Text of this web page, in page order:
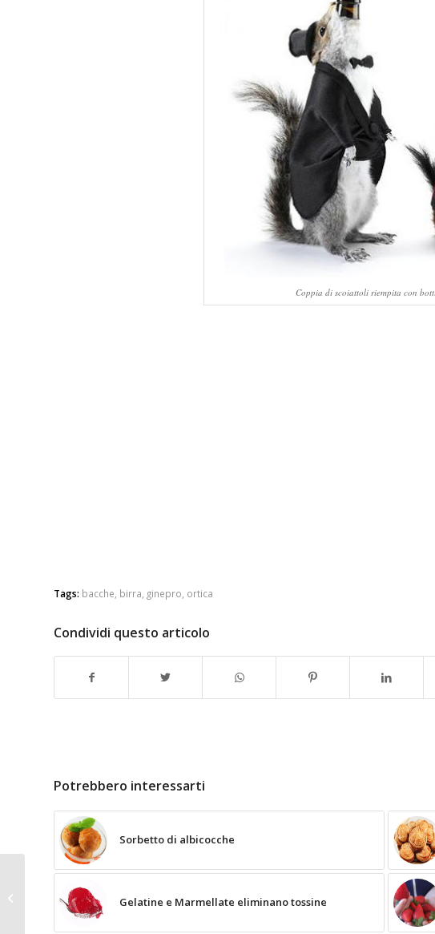
Coppia di scoiattoli riempita con
Tags: bacche, birra, ginepro, ortica
Condividi questo articolo
Potrebbero interessarti
Sorbetto di albicocche
Gelatine e Marmellate eliminano tossine
Spiedini di ortaggi alla